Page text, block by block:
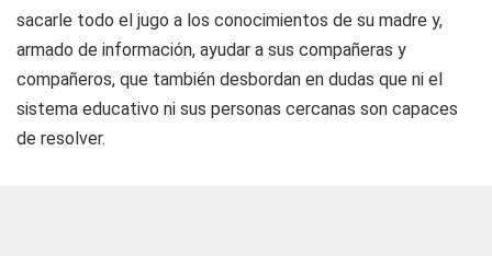
sacarle todo el jugo a los conocimientos de su madre y,
armado de información, ayudar a sus compañeras y
compañeros, que también desbordan en dudas que ni el
sistema educativo ni sus personas cercanas son capaces
de resolver.